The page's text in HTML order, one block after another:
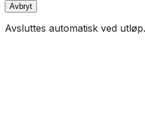
Avbryt
Avsluttes automatisk ved utløp.